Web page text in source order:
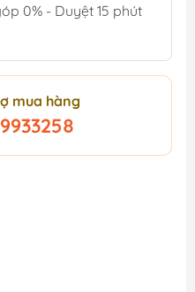
0% - Duyệt 15 phút
mua hàng